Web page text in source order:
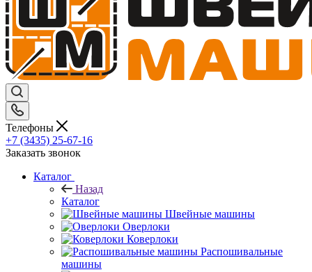
Телефоны
+7 (3435) 25-67-16
Заказать звонок
Каталог
Назад
Каталог
Швейные машины
Оверлоки
Коверлоки
Распошивальные
машины